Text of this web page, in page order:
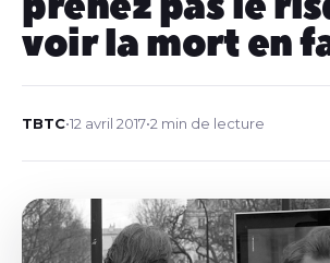
voir la mort en
TBTC•12 avril 2017•2 min de lecture